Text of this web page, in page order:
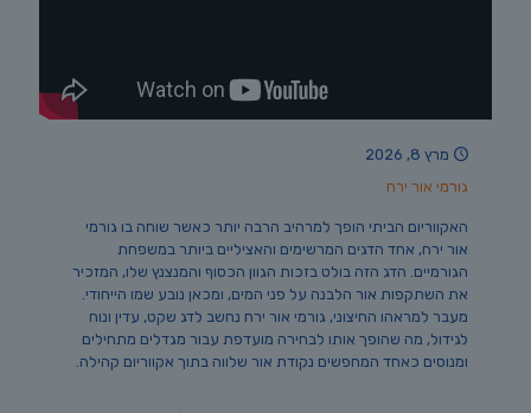
מרץ 8, 2026
גורמי אור ירח
האקווריום הביתי הופך למרהיב הרבה יותר כאשר שוחה בו גורמי
אור ירח, אחד הדגים המרשימים והאציליים ביותר במשפחת
הגורמיים. הדג הזה בולט בזכות הגוון הכסוף והמנצנץ שלו, המזכיר
את השתקפות אור הלבנה על פני המים, ומכאן נובע שמו הייחודי.
מעבר למראהו החיצוני, גורמי אור ירח נחשב לדג שקט, עדין ונוח
לגידול, מה שהופך אותו לבחירה מועדפת עבור מגדלים מתחילים
ומנוסים כאחד המחפשים נקודת אור שלווה בתוך אקווריום קהילה.